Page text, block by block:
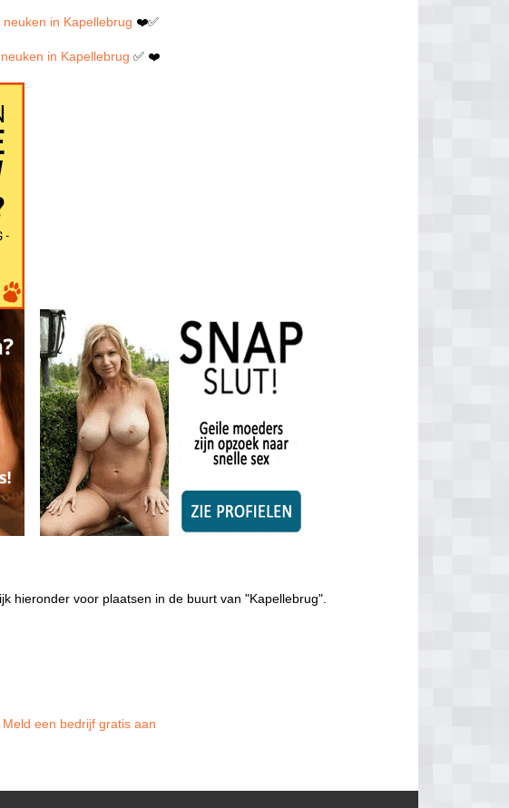
in Kapellebrug ❤️✅
in Kapellebrug ✅ ❤️
hieronder voor plaatsen in de buurt van "Kapellebrug".
Meld een bedrijf gratis aan